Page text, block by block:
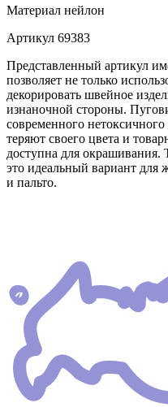
Материал нейлон
Артикул 69383
Представленный артикул
позволяет не только
декорировать швейное
изнаночной стороны.
современного
теряют своего цвета и
доступна для окрашивания.
это идеальный вариант для
и пальто.